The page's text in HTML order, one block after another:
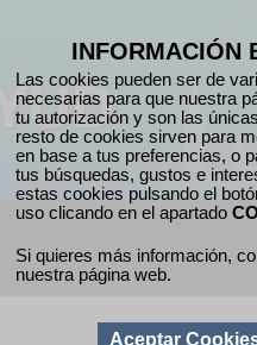
INFORMACIÓN
Las cookies pueden ser de
necesarias para que nuestra
tu autorización y son las
resto de cookies sirven para
en base a tus preferencias, o
tus búsquedas, gustos e
estas cookies pulsando el
uso clicando en el apartado
Si quieres más información,
nuestra página web.
Aceptar